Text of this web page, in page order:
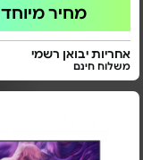
מחיר מיוחד
אחריות יבואן רשמי
משלוח חינם